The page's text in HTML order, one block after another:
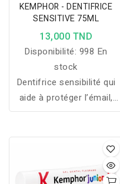
KEMPHOR - DENTIFRICE
SENSITIVE 75ML
13,000 TND
Disponibilité: 998 En
stock
Dentifrice sensibilité qui
aide à protéger l’émail,
soulager l’inconfort